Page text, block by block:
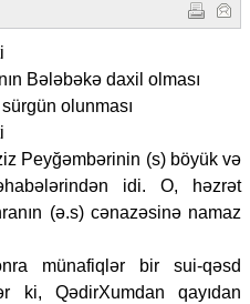
Bələbəkə daxil olması
olunması
Peyğəmbərinin (s) böyük və
idi. O, həzrət
(ə.s) cənazəsinə namaz
münafiqlər bir sui-qəsd
ki, QədirXumdan qayıdan